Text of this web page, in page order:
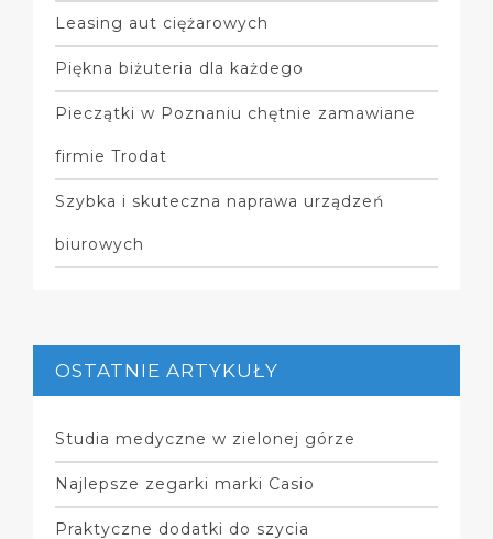
Leasing aut ciężarowych
Piękna biżuteria dla każdego
Pieczątki w Poznaniu chętnie zamawiane
firmie Trodat
Szybka i skuteczna naprawa urządzeń
biurowych
OSTATNIE ARTYKUŁY
Studia medyczne w zielonej górze
Najlepsze zegarki marki Casio
Praktyczne dodatki do szycia